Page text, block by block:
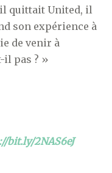
quittait United, il
son expérience à
de venir à
il pas ? »
bit.ly/2NAS6eJ